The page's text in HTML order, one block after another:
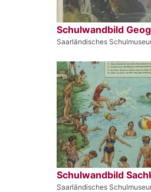
Schulwandbild
Saarländisches
Schulwandbild
Saarländisches